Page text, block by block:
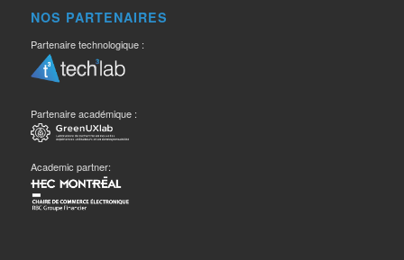
NOS PARTENAIRES
Partenaire technologique :
Partenaire académique :
Academic partner: